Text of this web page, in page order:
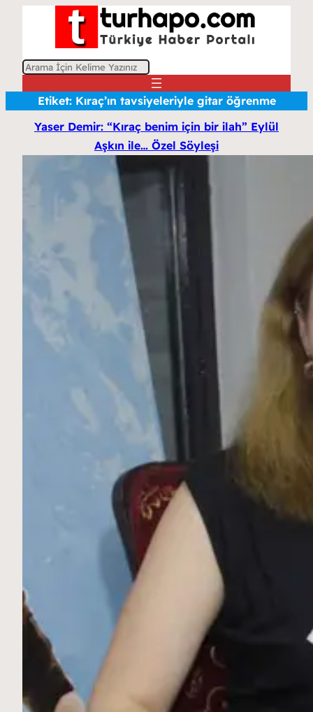
A
Etiket: Kıraç’ın tavsiyeleriyle gitar öğrenme
Yaser Demir: “Kıraç benim için bir ilah” Eylül
Aşkın ile… Özel Söyleşi